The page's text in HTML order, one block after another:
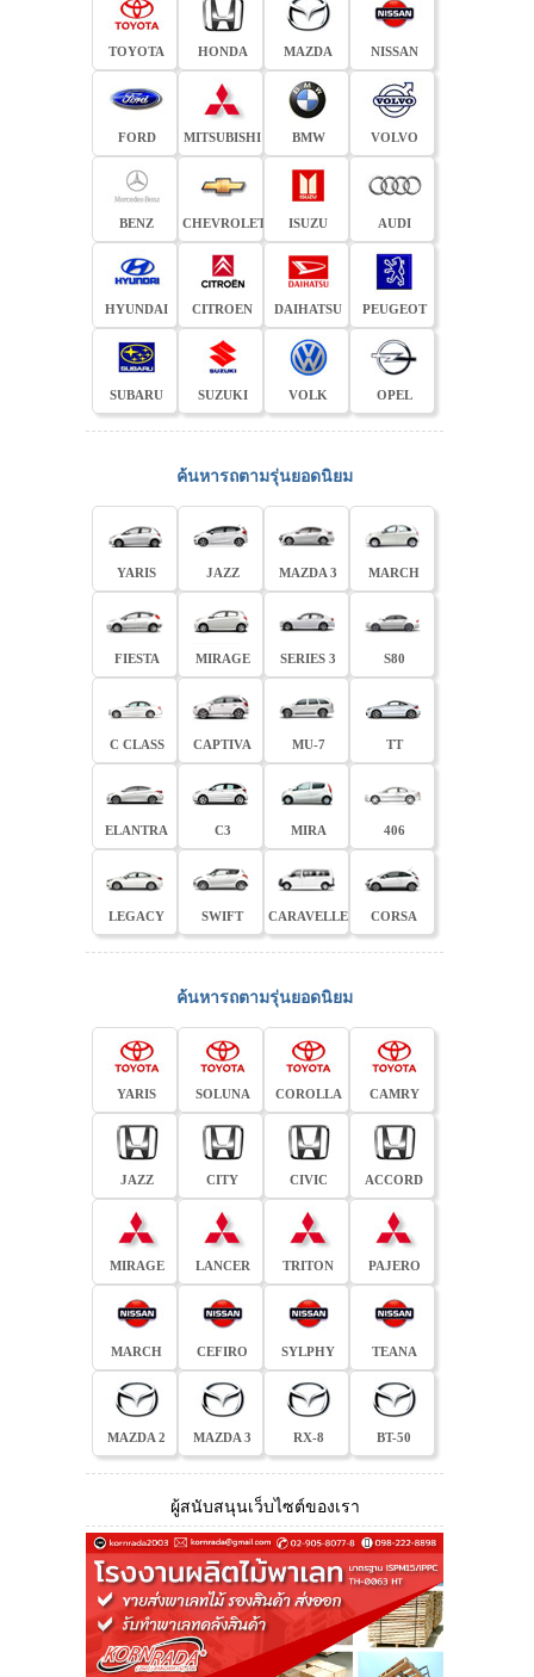
TOYOTA HONDA MAZDA NISSAN
FORD MITSUBISHI BMW VOLVO
BENZ CHEVROLET ISUZU AUDI
HYUNDAI CITROEN DAIHATSU PEUGEOT
SUBARU SUZUKI VOLK OPEL
ค้นหารถตามรุ่นยอดนิยม
YARIS JAZZ MAZDA 3 MARCH
FIESTA MIRAGE SERIES 3 S80
C CLASS CAPTIVA MU-7 TT
ELANTRA C3 MIRA 406
LEGACY SWIFT CARAVELLE CORSA
ค้นหารถตามรุ่นยอดนิยม
YARIS SOLUNA COROLLA CAMRY
JAZZ CITY CIVIC ACCORD
MIRAGE LANCER TRITON PAJERO
MARCH CEFIRO SYLPHY TEANA
MAZDA 2 MAZDA 3 RX-8 BT-50
ผู้สนับสนุนเว็บไซต์ของเรา